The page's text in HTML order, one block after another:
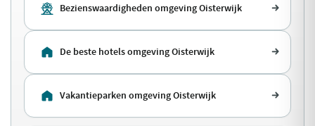
Bezienswaardigheden omgeving Oisterwijk
De beste hotels omgeving Oisterwijk
Vakantieparken omgeving Oisterwijk